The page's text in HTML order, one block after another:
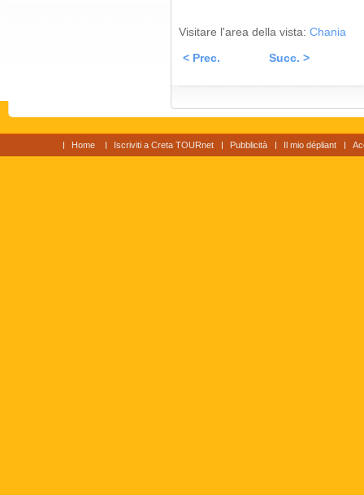
Visitare l'area della vista: Chania
< Prec. Succ. >
Home Iscriviti a Creta TOURnet Pubblicità Il mio dépliant